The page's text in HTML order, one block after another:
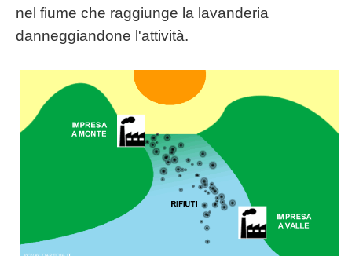
nel fiume che raggiunge la lavanderia
danneggiandone l'attività.